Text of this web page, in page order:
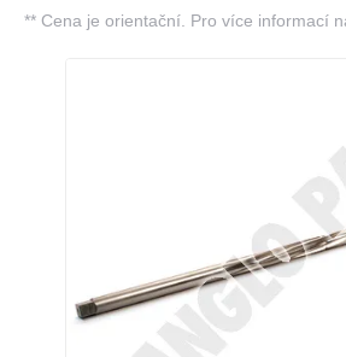
** Cena je orientační. Pro více informací